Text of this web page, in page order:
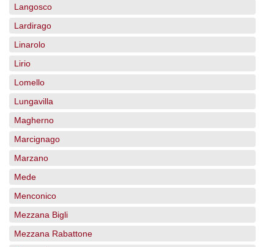
Langosco
Lardirago
Linarolo
Lirio
Lomello
Lungavilla
Magherno
Marcignago
Marzano
Mede
Menconico
Mezzana Bigli
Mezzana Rabattone